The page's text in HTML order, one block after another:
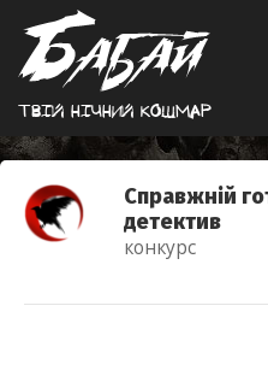
Твiй нiчний кошмар
Справжній
детектив
конкурс